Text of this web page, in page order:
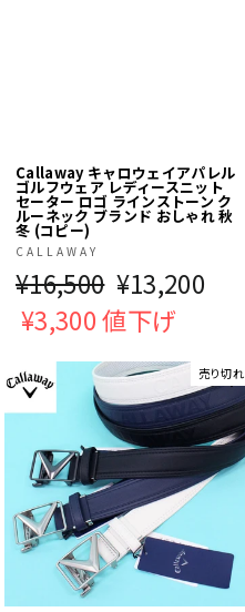
Callaway キャロウェイアパレル
ゴルフウェア レディースニット
セーター ロゴ ラインストーン ク
ルーネック ブランド おしゃれ 秋
冬 (コピー)
CALLAWAY
通
常
格
¥16,500 販
売
価
格
¥13,200
¥3,300 値下げ
売り切れ